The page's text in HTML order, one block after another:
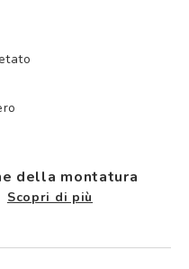
della montatura
Scopri di più